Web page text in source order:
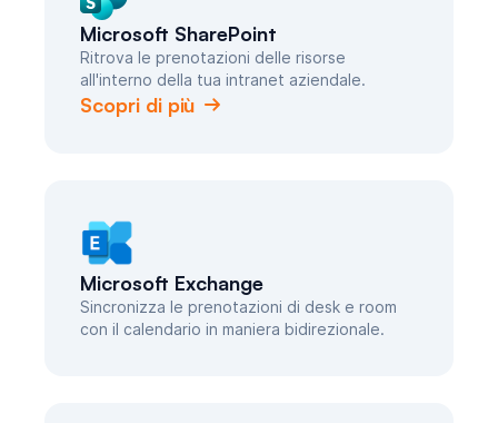
Microsoft SharePoint
Ritrova le prenotazioni delle risorse
all'interno della tua intranet aziendale.
Scopri di più
Microsoft Exchange
Sincronizza le prenotazioni di desk e room
con il calendario in maniera bidirezionale.